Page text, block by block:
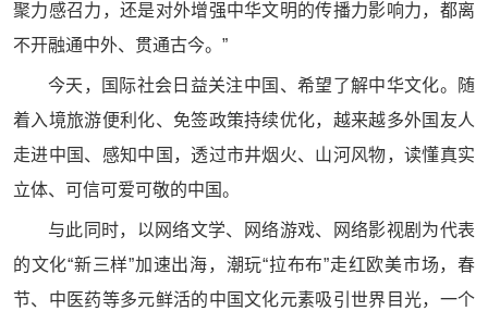
聚力感召力，还是对外增强中华文明的传播力影响力，都离
不开融通中外、贯通古今。”
今天，国际社会日益关注中国、希望了解中华文化。随
着入境旅游便利化、免签政策持续优化，越来越多外国友人
走进中国、感知中国，透过市井烟火、山河风物，读懂真实
立体、可信可爱可敬的中国。
与此同时，以网络文学、网络游戏、网络影视剧为代表
的文化“新三样”加速出海，潮玩“拉布布”走红欧美市场，春
节、中医药等多元鲜活的中国文化元素吸引世界目光，一个